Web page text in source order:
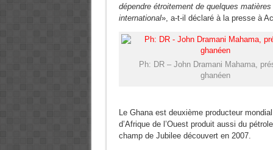
dépendre étroitement de quelques
international», a-t-il déclaré à la presse à
Ph: DR – John Dramani Mahama,
ghanéen
Le Ghana est deuxième producteur
d’Afrique de l’Ouest produit aussi du
champ de Jubilee découvert en 2007.